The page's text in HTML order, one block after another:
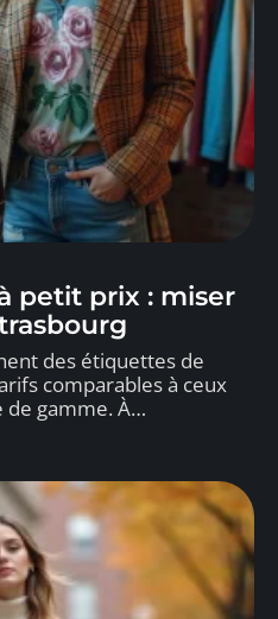
petit prix : miser
des étiquettes de
comparables à ceux
gamme. À…